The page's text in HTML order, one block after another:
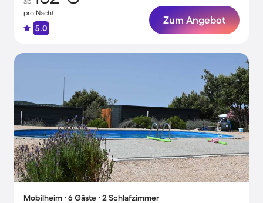
pro Nacht
5.0
Zum Angebot
Mobilheim ∙ 6 Gäste ∙ 2 Schlafzimmer